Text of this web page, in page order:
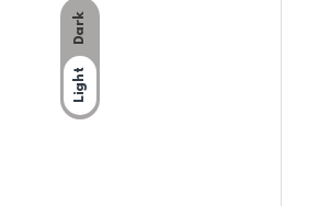
Dark
Light